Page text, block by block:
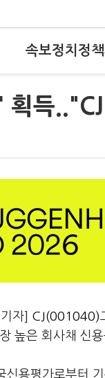
속보정치 정책
득
자] CJ(001040)
높은 회사채 신용
신용평가로부터